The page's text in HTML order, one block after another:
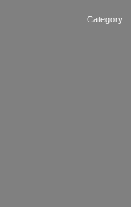
Category